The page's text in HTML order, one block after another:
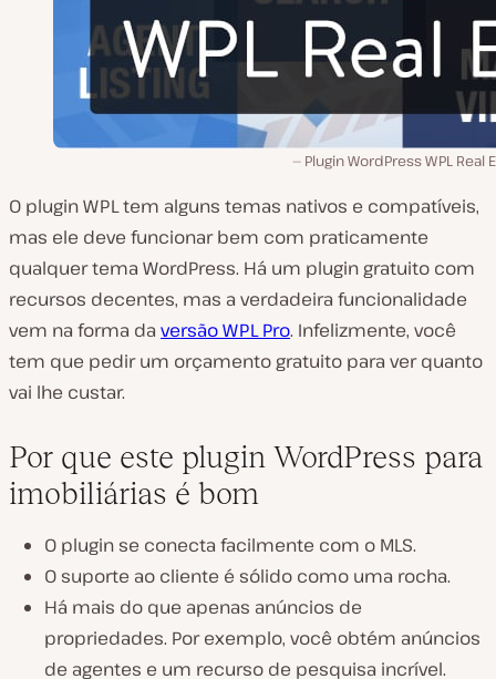
Plugin WordPress WPL Real
O plugin WPL tem alguns temas nativos e compatíveis,
mas ele deve funcionar bem com praticamente
qualquer tema WordPress. Há um plugin gratuito com
recursos decentes, mas a verdadeira funcionalidade
vem na forma da versão WPL Pro. Infelizmente, você
tem que pedir um orçamento gratuito para ver quanto
vai lhe custar.
Por que este plugin WordPress para
imobiliárias é bom
O plugin se conecta facilmente com o MLS.
O suporte ao cliente é sólido como uma rocha.
Há mais do que apenas anúncios de
propriedades. Por exemplo, você obtém anúncios
de agentes e um recurso de pesquisa incrível.